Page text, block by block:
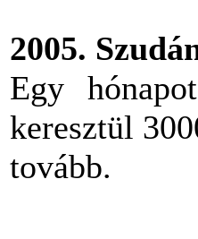
2005.
Egy
keresztül
tovább.